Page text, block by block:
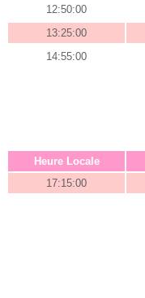
12:50:00
13:25:00
14:55:00
Heure Locale
17:15:00